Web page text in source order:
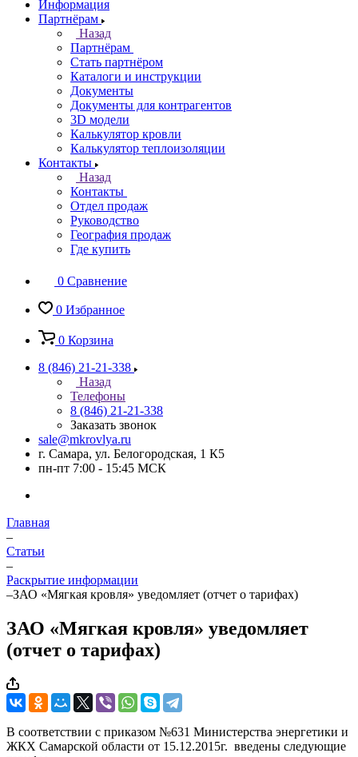
Информация
Партнёрам
Назад
Партнёрам
Стать партнёром
Каталоги и инструкции
Документы
Документы для контрагентов
3D модели
Калькулятор кровли
Калькулятор теплоизоляции
Контакты
Назад
Контакты
Отдел продаж
Руководство
География продаж
Где купить
0 Сравнение
0 Избранное
0 Корзина
8 (846) 21-21-338
Назад
Телефоны
8 (846) 21-21-338
Заказать звонок
sale@mkrovlya.ru
г. Самара, ул. Белогородская, 1 К5
пн-пт 7:00 - 15:45 МСК
Главная
–
Статьи
–
Раскрытие информации
–ЗАО «Мягкая кровля» уведомляет (отчет о тарифах)
ЗАО «Мягкая кровля» уведомляет
(отчет о тарифах)
В соответствии с приказом №631 Министерства энергетики и
ЖКХ Самарской области от 15.12.2015г. введены следующие